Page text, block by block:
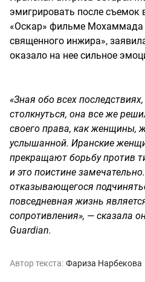
эмигрировать после
«Оскар» фильме Мохаммада
священного инжира»,
оказало на нее сильное
«Зная обо всех
столкнуться, она все же
своего права, как женщины,
услышанной. Иранские
прекращают борьбу против
и это поистине
отказывающегося
повседневная жизнь
сопротивления», — сказала
Guardian.
Автор текста: Фариза Нарбекова